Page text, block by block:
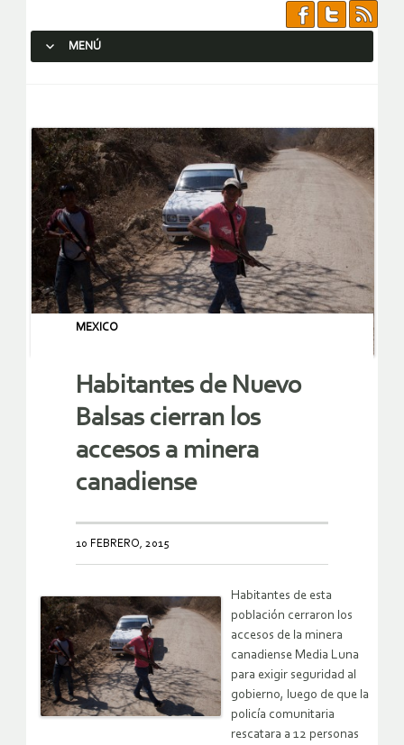
MENÚ
MEXICO
Habitantes de Nuevo
Balsas cierran los
accesos a minera
canadiense
10 FEBRERO, 2015
Habitantes de esta
población cerraron los
accesos de la minera
canadiense Media Luna
para exigir seguridad al
gobierno, luego de que la
policía comunitaria
rescatara a 12 personas